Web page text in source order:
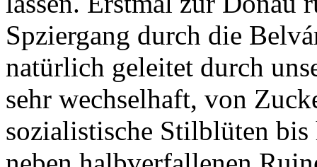
Spziergang durch die
natürlich geleitet durch
sehr wechselhaft, von
sozialistische Stilblüten bis